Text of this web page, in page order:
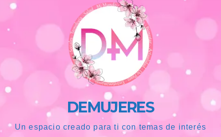
DEMUJERES
Un espacio creado para ti con temas de interés